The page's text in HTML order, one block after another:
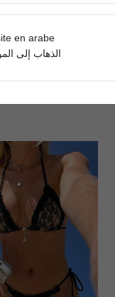
en arabe
الذهاب إلى